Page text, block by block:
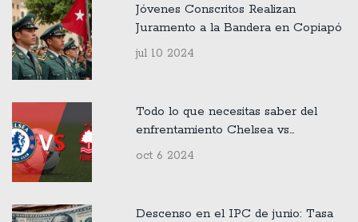
Jóvenes Conscritos Realizan
Juramento a la Bandera en Copiapó
jul 10 2024
Todo lo que necesitas saber del
enfrentamiento Chelsea vs
Nottingham Forest en la Premier
oct 6 2024
Descenso en el IPC de junio: Tasa